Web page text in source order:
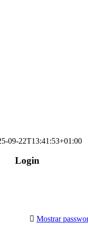
09-22T13:41:53+01:00
Login
Mostrar